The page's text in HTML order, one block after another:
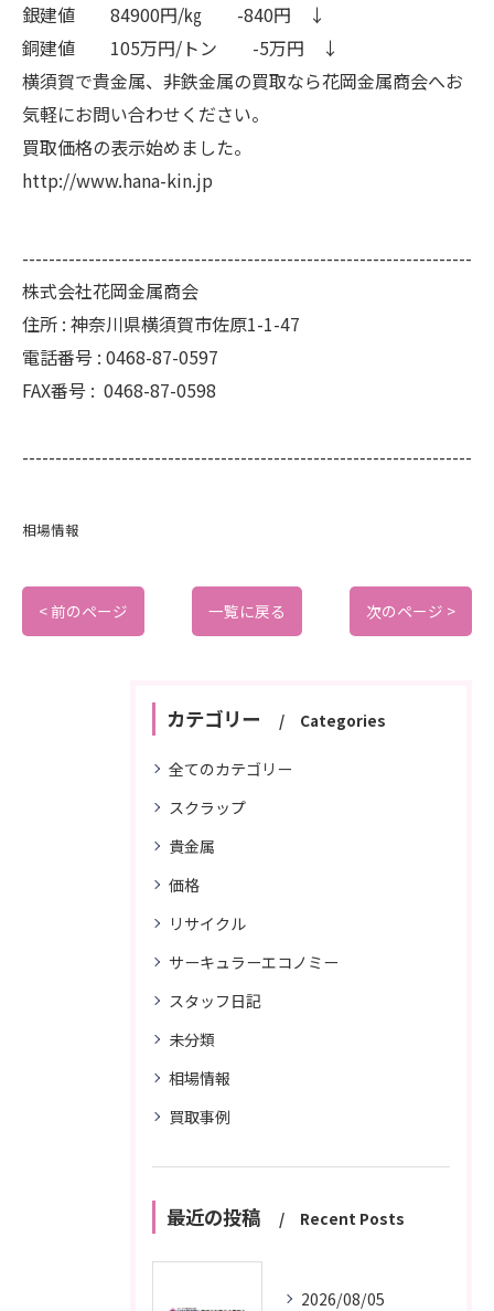
銀建値 84900円/㎏ -840円 ↓
銅建値 105万円/トン -5万円 ↓
横須賀で貴金属、非鉄金属の買取なら花岡金属商会へお
気軽にお問い合わせください。
買取価格の表示始めました。
http://www.hana-kin.jp
--------------------------------------------------------------------
株式会社花岡金属商会
住所 : 神奈川県横須賀市佐原1-1-47
電話番号 : 0468-87-0597
FAX番号 : 0468-87-0598
--------------------------------------------------------------------
相場情報
< 前のページ 一覧に戻る 次のページ >
カテゴリー Categories
全てのカテゴリー
スクラップ
貴金属
価格
リサイクル
サーキュラーエコノミー
スタッフ日記
未分類
相場情報
買取事例
最近の投稿 Recent Posts
2026/08/05